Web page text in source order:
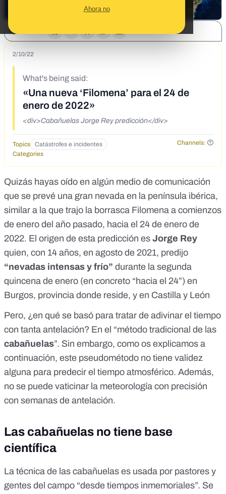
Ahora no
2/10/22
What's being said:
«Una nueva ‘Filomena’ para el 24 de
enero de 2022»
<div>Cabañuelas Jorge Rey predicción</div>
Topics Catástrofes e incidentes
Channels:
Categories
Quizás hayas oído en algún medio de comunicación
que se prevé una gran nevada en la península ibérica,
similar a la que trajo la borrasca Filomena a comienzos
de enero del año pasado, hacia el 24 de enero de
2022. El origen de esta predicción es Jorge Rey
quien, con 14 años, en agosto de 2021, predijo
“nevadas intensas y frío” durante la segunda
quincena de enero (en concreto “hacia el 24”) en
Burgos, provincia donde reside, y en Castilla y León
Pero, ¿en qué se basó para tratar de adivinar el tiempo
con tanta antelación? En el “método tradicional de las
cabañuelas”. Sin embargo, como os explicamos a
continuación, este pseudométodo no tiene validez
alguna para predecir el tiempo atmosférico. Además,
no se puede vaticinar la meteorología con precisión
con semanas de antelación.
Las cabañuelas no tiene base
científica
La técnica de las cabañuelas es usada por pastores y
gentes del campo “desde tiempos inmemoriales”. Se